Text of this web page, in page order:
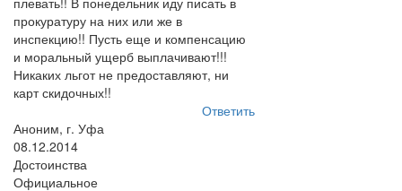
прокуратуру на них или же в
инспекцию!! Пусть еще и компенсацию
и моральный ущерб выплачивают!!!
Никаких льгот не предоставляют, ни
карт скидочных!!
Ответить
Аноним, г. Уфа
08.12.2014
Достоинства
Официальное